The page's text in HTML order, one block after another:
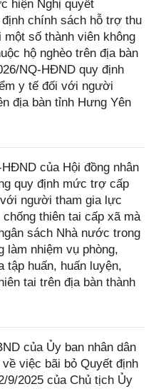
hiện Nghị quyết
chính sách hỗ trợ thu
một số thành viên không
hộ nghèo trên địa bàn
NQ-HĐND quy định
y tế đối với người
địa bàn tỉnh Hưng Yên
của Hội đồng nhân
quy định mức trợ cấp
người tham gia lực
thiên tai cấp xã mà
sách Nhà nước trong
làm nhiệm vụ phòng,
tập huấn, huấn luyện,
tai trên địa bàn thành
của Ủy ban nhân dân
việc bãi bỏ Quyết định
9/2025 của Chủ tịch Ủy